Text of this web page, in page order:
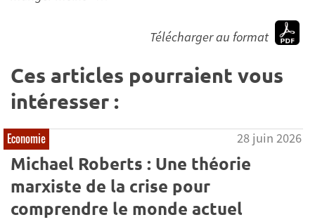
Télécharger au format
Ces articles pourraient vous
intéresser :
Economie 28 juin 2026
Michael Roberts : Une théorie
marxiste de la crise pour
comprendre le monde actuel